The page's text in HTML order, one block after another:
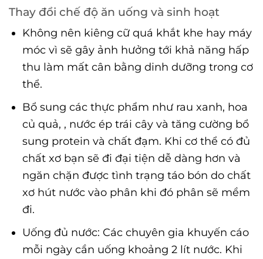
Thay đổi chế độ ăn uống và sinh hoạt
Không nên kiêng cữ quá khắt khe hay máy
móc vì sẽ gây ảnh hưởng tới khả năng hấp
thu làm mất cân bằng dinh dưỡng trong cơ
thể.
Bổ sung các thực phẩm như rau xanh, hoa
củ quả, , nước ép trái cây và tăng cường bổ
sung protein và chất đạm. Khi cơ thể có đủ
chất xơ bạn sẽ đi đại tiện dễ dàng hơn và
ngăn chặn được tình trạng táo bón do chất
xơ hút nước vào phân khi đó phân sẽ mềm
đi.
Uống đủ nước: Các chuyên gia khuyến cáo
mỗi ngày cần uống khoảng 2 lít nước. Khi